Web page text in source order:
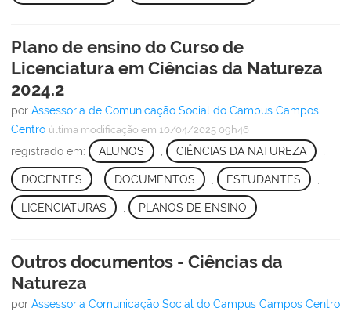
Plano de ensino do Curso de
Licenciatura em Ciências da Natureza
2024.2
por Assessoria de Comunicação Social do Campus Campos
Centro última modificação em 10/04/2025 09h46
registrado em: ALUNOS CIÊNCIAS DA NATUREZA
DOCENTES DOCUMENTOS ESTUDANTES
LICENCIATURAS PLANOS DE ENSINO
Outros documentos - Ciências da
Natureza
por Assessoria Comunicação Social do Campus Campos Centro